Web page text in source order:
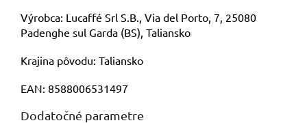
Výrobca: Lucaffé Srl S.B., Via del Porto, 7, 25080
Padenghe sul Garda (BS), Taliansko
Krajina pôvodu: Taliansko
EAN: 8588006531497
Dodatočné parametre